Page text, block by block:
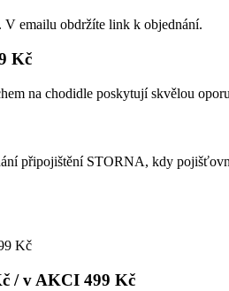
V emailu obdržíte link k objednání.
Kč
na chodidle poskytují skvělou
připojištění STORNA, kdy
Kč
/ v AKCI 499 Kč